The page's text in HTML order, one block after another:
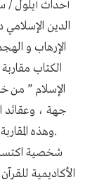
أحداث أيلول /
الدين الإسلامي
الإرهاب و
الكتاب
الإسلام ” من
جهة ، وعقائد
.وهذه
شخصية
الأكاديمية